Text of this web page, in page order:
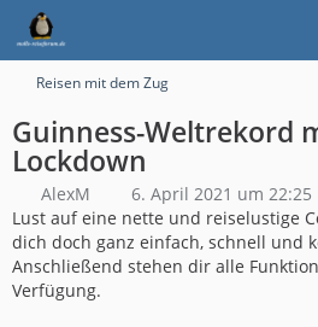
Reisen mit dem Zug
Guinness-Weltrekord
Lockdown
AlexM
6. April 2021 um 22:25
Lust auf eine nette und reiselustige
dich doch ganz einfach, schnell und
Anschließend stehen dir alle
Verfügung.